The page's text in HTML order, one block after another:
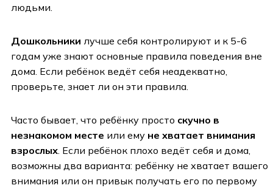
людьми.
Дошкольники лучше себя контролируют и к 5-6
годам уже знают основные правила поведения вне
дома. Если ребёнок ведёт себя неадекватно,
проверьте, знает ли он эти правила.
Часто бывает, что ребёнку просто скучно в
незнакомом месте или ему не хватает внимания
взрослых . Если ребёнок плохо ведёт себя и дома,
возможны два варианта: ребёнку не хватает вашего
внимания или он привык получать его по первому